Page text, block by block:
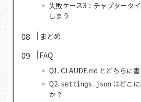
失敗ケース3：チャプタータ
しまう
まとめ
FAQ
Q1. CLAUDE.md とどちらに
Q2. settings.json はどこ
か？